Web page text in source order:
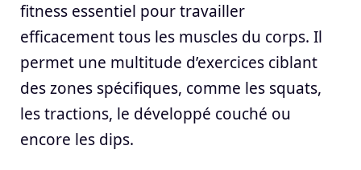
fitness essentiel pour travailler
efficacement tous les muscles du corps. Il
permet une multitude d’exercices ciblant
des zones spécifiques, comme les squats,
les tractions, le développé couché ou
encore les dips.